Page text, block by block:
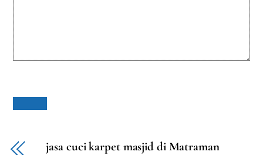
jasa cuci karpet masjid di Matraman